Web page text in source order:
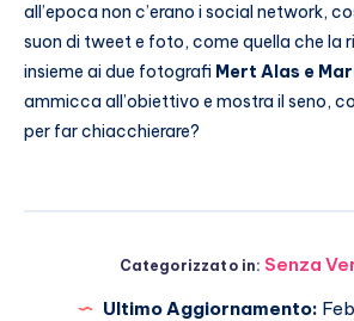
all’epoca non c’erano i social network,
suon di tweet e foto, come quella che la
insieme ai due fotografi Mert Alas e
ammicca all’obiettivo e mostra il seno,
per far chiacchierare?
Categorizzato in: Senza
Ultimo Aggiornamento: